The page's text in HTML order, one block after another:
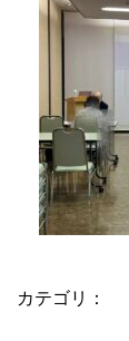
カテゴリ：